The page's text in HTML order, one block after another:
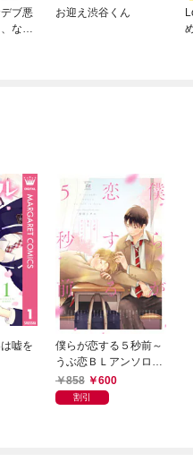
デブ悪
なぜ
お迎え渋谷くん
嘘を
僕らが恋する５秒前～
うぶ恋ＢＬアンソロジ
ー～【電子コミック限
定特典付き】
858 600
割引